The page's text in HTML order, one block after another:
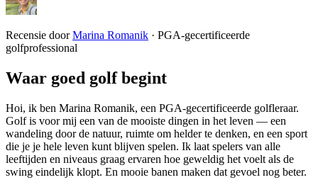
Recensie doorMarina Romanik · PGA-gecertificeerde
golfprofessional
Waar goed golf begint
Hoi, ik ben Marina Romanik, een PGA-gecertificeerde golfleraar.
Golf is voor mij een van de mooiste dingen in het leven — een
wandeling door de natuur, ruimte om helder te denken, en een sport
die je je hele leven kunt blijven spelen. Ik laat spelers van alle
leeftijden en niveaus graag ervaren hoe geweldig het voelt als de
swing eindelijk klopt. En mooie banen maken dat gevoel nog beter.